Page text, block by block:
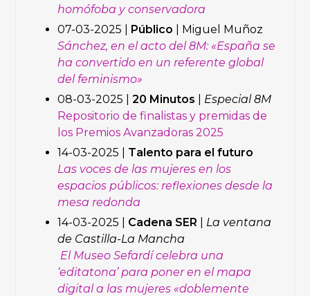
homófoba y conservadora
07-03-2025 | Público
| Miguel Muñoz
Sánchez, en el acto del 8M: «España se
ha convertido en un referente global
del feminismo»
08-03-2025 |20 Minutos
Especial 8M
Repositorio de finalistas y premidas de
los Premios Avanzadoras 2025
14-03-2025 | Talento para el futuro
Las voces de las mujeres en los
espacios públicos: reflexiones desde la
mesa redonda
14-03-2025 | Cadena SER
La ventana
de Castilla-La Mancha
El Museo Sefardí celebra una
‘editatona’ para poner en el mapa
digital a las mujeres «doblemente